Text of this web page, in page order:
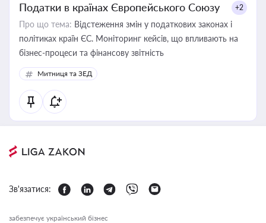
Податки в країнах Європейського Союзу +2
Про що тема: Відстеження змін у податкових законах і
політиках країн ЄС. Моніторинг кейсів, що впливають на
бізнес-процеси та фінансову звітність
Митниця та ЗЕД
Зв'язатися:
забезпечує український бізнес